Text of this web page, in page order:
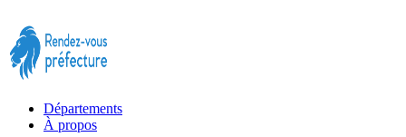
Départements
À propos